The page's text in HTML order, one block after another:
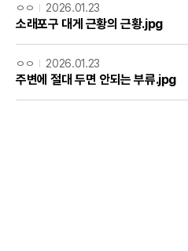
ㅇㅇ 2026.01.23
소래포구 대게 근황의 근황.jpg
ㅇㅇ 2026.01.23
주변에 절대 두면 안되는 부류.jpg